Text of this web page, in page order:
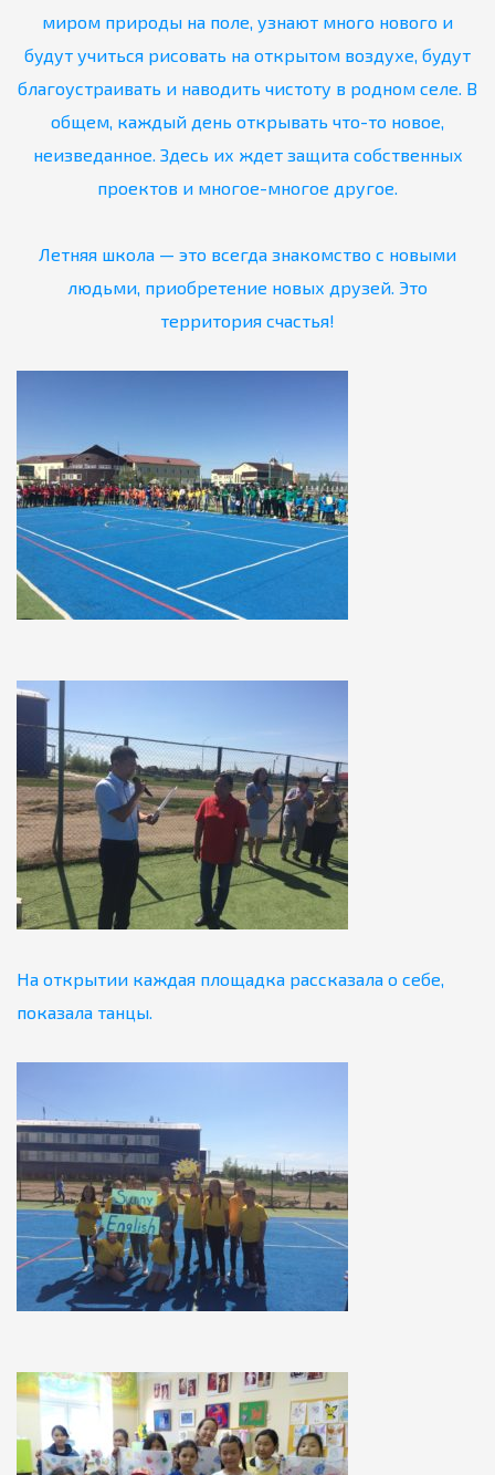
миром природы на поле, узнают много нового и
будут учиться рисовать на открытом воздухе, будут
благоустраивать и наводить чистоту в родном селе. В
общем, каждый день открывать что-то новое,
неизведанное. Здесь их ждет защита собственных
проектов и многое-многое другое.
Летняя школа — это всегда знакомство с новыми
людьми, приобретение новых друзей. Это
территория счастья!
На открытии каждая площадка рассказала о себе,
показала танцы.